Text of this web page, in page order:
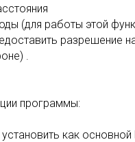
(для работы этой
разрешение
.
программы:
как основной